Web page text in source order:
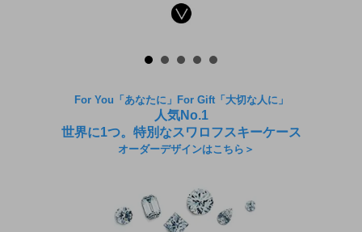
For You「あなたに」For Gift「大切な人に」
人気No.1
世界に1つ。特別なスワロフスキーケース
オーダーデザインはこちら＞